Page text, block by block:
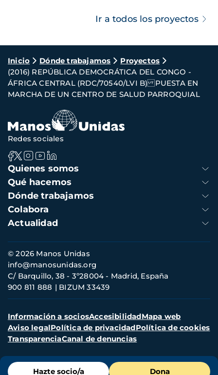
Ir a todos los proyectos
Ruta
de
navegación
Inicio Dónde trabajamos
Proyectos
(2016) REPÚBLICA DEMOCRÁTICA DEL CONGO -
ÁFRICA CENTRAL (RDC/70540/LVI B) PUESTA EN
MARCHA DE UN CENTRO DE SALUD PARROQUIAL
Menú
Hazte socio/a Dona
Navegación
principal
Quienes somos
Qué hacemos
Dónde trabajamos
Colabora
Actualidad
Redes sociales
Información
de
contacto
© 2026 Manos Unidas
C/ Barquillo, 38 - 3º28004 - Madrid, España
900 811 888
BIZUM 33439
info@manosunidas.org
Menú
secundario
Información a sociosAccesibilidadMapa web
Aviso legalPolítica de privacidadPolítica de cookies
TransparenciaCanal de denuncias